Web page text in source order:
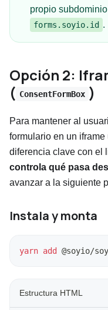
propio
forms.soyio.id .
Opción 2:
( ConsentFormBox )
Para mantener al
formulario en un iframe
diferencia clave con el
controla qué pasa
avanzar a la siguiente
Instala y monta
yarn add @soyio/
Estructura HTML